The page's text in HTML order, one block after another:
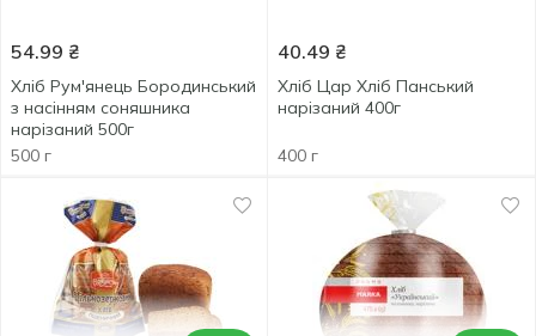
54.99 ₴
Хліб Рум'янець Бородинський
з насінням соняшника
нарізаний 500г
500 г
40.49 ₴
Хліб Цар Хліб Панський
нарізаний 400г
400 г